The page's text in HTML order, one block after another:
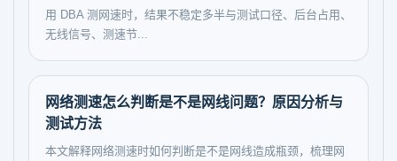
用 DBA 测网速时，结果不稳定多半与测试口径、后台占用、
无线信号、测速节...
网络测速怎么判断是不是网线问题？原因分析与
测试方法
本文解释网络测速时如何判断是不是网线造成瓶颈，梳理网